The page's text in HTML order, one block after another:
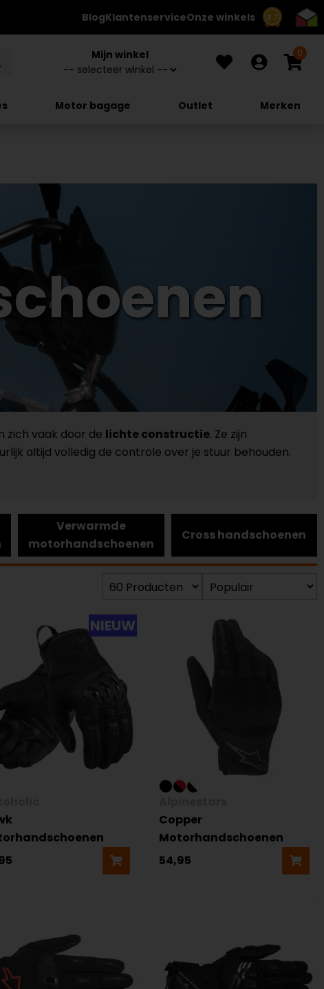
8.7
BlogKlantenserviceOnze winkels
Mijn winkel 0
Motor bagage Outlet Merken
zich vaak door de lichte constructie. Ze zijn
altijd volledig de controle over je stuur behouden.
Verwarmde
motorhandschoenen
Cross handschoenen
NIEUW
Copper
Motorhandschoenen
54,95